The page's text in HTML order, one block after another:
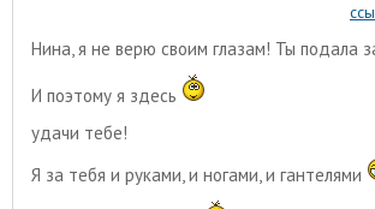
Нина, я не верю своим глазам! Ты подала
И поэтому я здесь
удачи тебе!
Я за тебя и руками, и ногами, и гантелями